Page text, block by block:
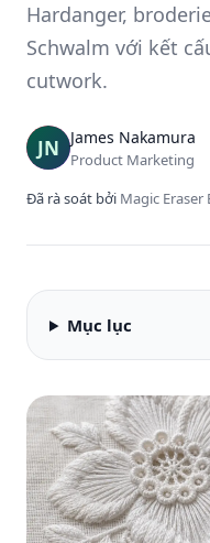
Hardanger,
Schwalm với kết
cutwork.
James Nakamura
Product Marketing
Đã rà soát bởi Magic Eraser
Mục lục